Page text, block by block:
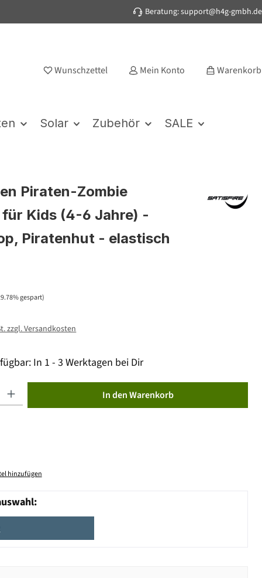
Beratung: support@h4g-gmbh.de
Wunschzettel Mein Konto Warenkorb
Solar Zubehör SALE
Piraten-Zombie
für Kids (4-6 Jahre) -
Piratenhut - elastisch
gespart)
zzgl. Versandkosten
In 1 - 3 Werktagen bei Dir
In den Warenkorb
hinzufügen